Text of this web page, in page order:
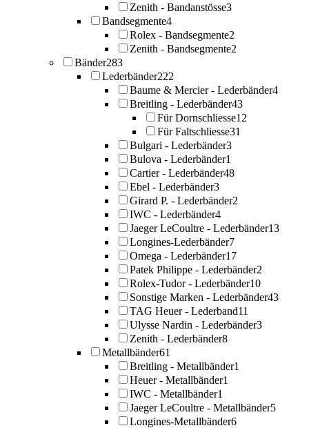
Zenith - Bandanstösse3
Bandsegmente4
Rolex - Bandsegmente2
Zenith - Bandsegmente2
Bänder283
Lederbänder222
Baume & Mercier - Lederbänder4
Breitling - Lederbänder43
Für Dornschliesse12
Für Faltschliesse31
Bulgari - Lederbänder3
Bulova - Lederbänder1
Cartier - Lederbänder48
Ebel - Lederbänder3
Girard P. - Lederbänder2
IWC - Lederbänder4
Jaeger LeCoultre - Lederbänder13
Longines-Lederbänder7
Omega - Lederbänder17
Patek Philippe - Lederbänder2
Rolex-Tudor - Lederbänder10
Sonstige Marken - Lederbänder43
TAG Heuer - Lederband11
Ulysse Nardin - Lederbänder3
Zenith - Lederbänder8
Metallbänder61
Breitling - Metallbänder1
Heuer - Metallbänder1
IWC - Metallbänder1
Jaeger LeCoultre - Metallbänder5
Longines-Metallbänder6